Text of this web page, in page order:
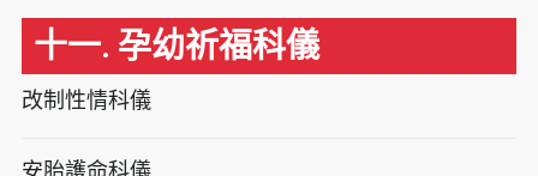
十一. 孕幼祈福科儀
改制性情科儀